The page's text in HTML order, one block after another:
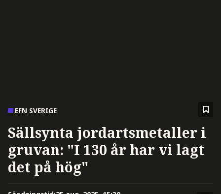
EFN SVERIGE
Sällsynta jordartsmetaller i
gruvan: "I 130 år har vi lagt
det på hög"